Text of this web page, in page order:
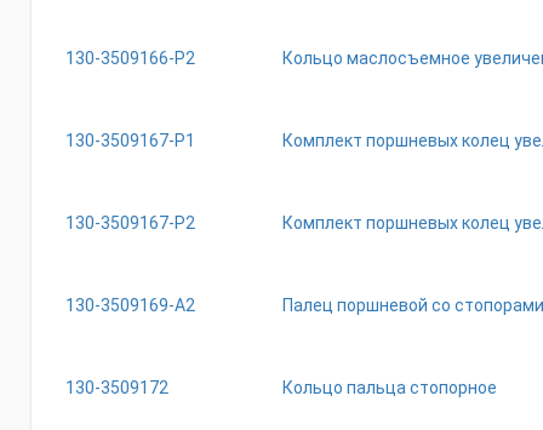
130-3509166-Р2 Кольцо маслосъемное
130-3509167-Р1 Комплект поршневых колец
130-3509167-Р2 Комплект поршневых колец
130-3509169-А2 Палец поршневой со
130-3509172 Кольцо пальца стопорное